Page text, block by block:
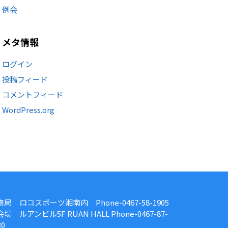
例会
メタ情報
ログイン
投稿フィード
コメントフィード
WordPress.org
局 ロコスポーツ湘南内 Phone-0467-58-1905
場 ルアンビル5F RUAN HALL Phone-0467-87-